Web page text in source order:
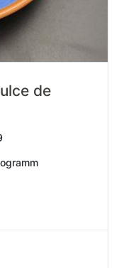
de